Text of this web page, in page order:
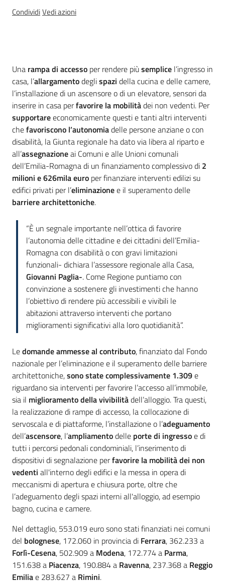
Servizi
Leggi Atti Bandi
Piani Programmi
Progetti
CondividiVedi azioni
Introduzione
Una rampa di accesso per rendere piùsemplice l’ingresso in
casa, l’allargamentodeglispazi della cucina e delle camere,
l’installazione di un ascensore o di un elevatore, sensori da
inserire in casa perfavorire la mobilitàdei non vedenti. Per
supportareeconomicamente questi e tanti altri interventi
chefavoriscono l’autonomiadelle persone anziane o con
disabilità, la Giunta regionale ha dato via libera al riparto e
all’assegnazioneai Comuni e alle Unioni comunali
dell’Emilia-Romagna di un finanziamento complessivo di 2
milioni e 626mila euro per finanziare interventi edilizi su
edifici privati per l’eliminazionee il superamento delle
barriere architettoniche.
“È un segnale importante nell’ottica di favorire
l’autonomia delle cittadine e dei cittadini dell’Emilia-
Romagna con disabilità o con gravi limitazioni
funzionali- dichiara l’assessore regionale alla Casa,
Giovanni Paglia-. Come Regione puntiamo con
convinzione a sostenere gli investimenti che hanno
l’obiettivo di rendere più accessibili e vivibili le
abitazioni attraverso interventi che portano
miglioramenti significativi alla loro quotidianità”.
Ledomande ammesse al contributo, finanziato dal Fondo
nazionale per l’eliminazione e il superamento delle barriere
architettoniche,sono state complessivamente 1.309e
riguardano sia interventi per favorire l’accesso all’immobile,
sia il miglioramento della vivibilitàdell’alloggio. Tra questi,
la realizzazione di rampe di accesso, la collocazione di
servoscala e di piattaforme, l’installazione o l’adeguamento
dell’ascensore, l’ampliamentodelle porte di ingressoe di
tutti i percorsi pedonali condominiali, l’inserimento di
dispositivi di segnalazione perfavorire la mobilità dei non
vedenti all'interno degli edifici e la messa in opera di
meccanismi di apertura e chiusura porte, oltre che
l’adeguamento degli spazi interni all'alloggio, ad esempio
bagno, cucina e camere.
Nel dettaglio, 553.019 euro sono stati finanziati nei comuni
del bolognese, 172.060 in provincia di Ferrara, 362.233 a
Forlì-Cesena, 502.909 a Modena, 172.774 a Parma,
151.638 a Piacenza, 190.884 a Ravenna, 237.368 a Reggio
Emiliae 283.627 a Rimini.